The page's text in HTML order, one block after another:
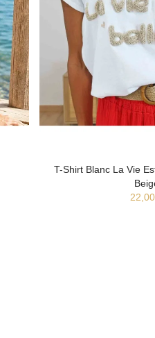
T-Shirt Blanc La Vie